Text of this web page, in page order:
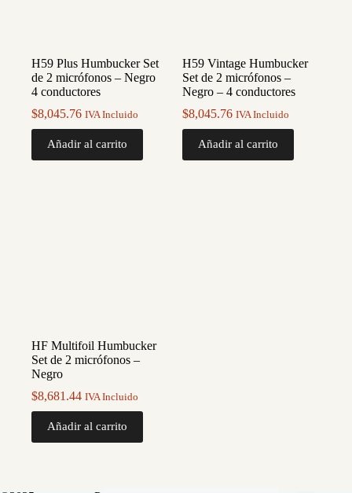
H59 Plus Humbucker Set
de 2 micrófonos – Negro
4 conductores
$8,045.76 IVA Incluido
Añadir al carrito
H59 Vintage Humbucker
Set de 2 micrófonos –
Negro – 4 conductores
$8,045.76 IVA Incluido
Añadir al carrito
HF Multifoil Humbucker
Set de 2 micrófonos –
Negro
$8,681.44 IVA Incluido
Añadir al carrito